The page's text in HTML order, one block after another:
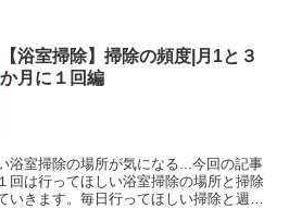
【浴室掃除】掃除の頻度|月1と３
か月に１回編
浴室掃除の場所が気になる...今回の記事
回は行ってほしい浴室掃除の場所と掃除
いきます。毎日行ってほしい掃除と週一